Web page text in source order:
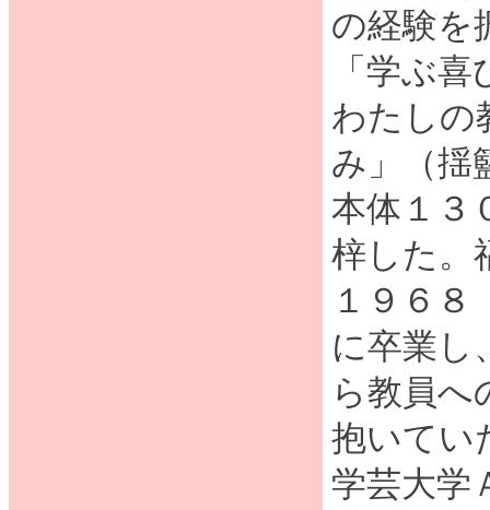
の経験を
「学ぶ
わたしの
み」（揺
本体１３
梓した。
１９６８
に卒業し
ら教員へ
抱いてい
学芸大学